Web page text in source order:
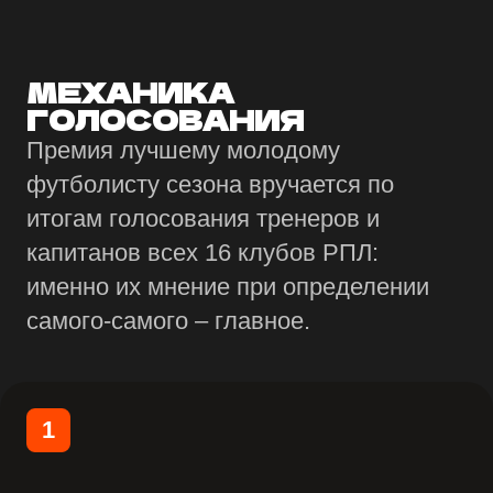
МЕХАНИКА
ГОЛОСОВАНИЯ
Премия лучшему молодому
футболисту сезона вручается по
итогам голосования тренеров и
капитанов всех 16 клубов РПЛ:
именно их мнение при определении
самого-самого – главное.
1